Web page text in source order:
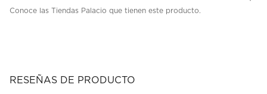
Conoce las Tiendas Palacio que tienen este producto.
RESEÑAS DE PRODUCTO